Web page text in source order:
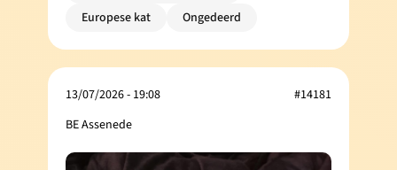
Europese kat
Ongedeerd
13/07/2026 - 19:08
BE Assenede
#14181